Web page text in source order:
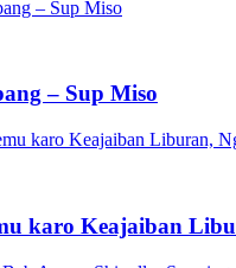
– Sup Miso
karo Keajaiban